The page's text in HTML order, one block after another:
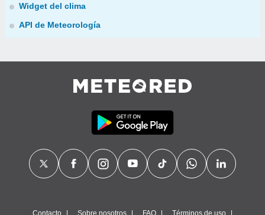
Widget del clima
API de Meteorología
Contacto Sobre nosotros FAQ Términos de uso